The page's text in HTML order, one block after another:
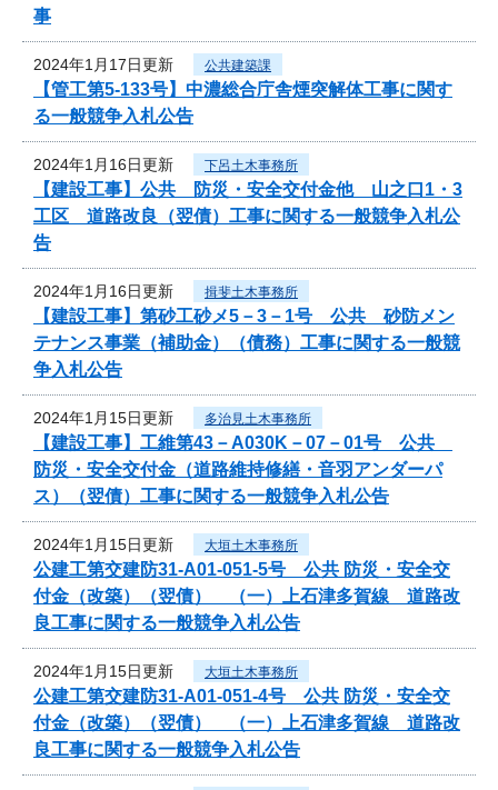
事
2024年1月17日更新 公共建築課
【管工第5-133号】中濃総合庁舎煙突解体工事に関す
る一般競争入札公告
2024年1月16日更新 下呂土木事務所
【建設工事】公共 防災・安全交付金他 山之口1・3
工区 道路改良（翌債）工事に関する一般競争入札公
告
2024年1月16日更新 揖斐土木事務所
【建設工事】第砂工砂メ5－3－1号 公共 砂防メン
テナンス事業（補助金）（債務）工事に関する一般競
争入札公告
2024年1月15日更新 多治見土木事務所
【建設工事】工維第43－A030K－07－01号 公共
防災・安全交付金（道路維持修繕・音羽アンダーパ
ス）（翌債）工事に関する一般競争入札公告
2024年1月15日更新 大垣土木事務所
公建工第交建防31-A01-051-5号 公共 防災・安全交
付金（改築）（翌債） （一）上石津多賀線 道路改
良工事に関する一般競争入札公告
2024年1月15日更新 大垣土木事務所
公建工第交建防31-A01-051-4号 公共 防災・安全交
付金（改築）（翌債） （一）上石津多賀線 道路改
良工事に関する一般競争入札公告